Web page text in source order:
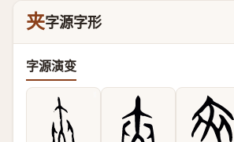
夹字源字形
字源演变